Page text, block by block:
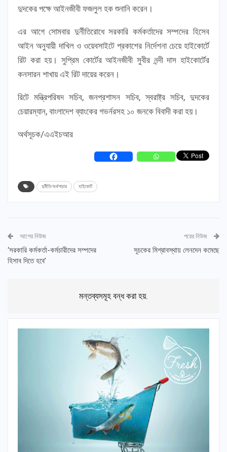
দুদকের পক্ষে আইনজীবী ফজলুল হক শুনানি করেন।
এর আগে সোমবার দুর্নীতিরোধে সরকারি কর্মকর্তাদের সম্পদের হিসেব
আইন অনুযায়ী দাখিল ও ওয়েবসাইটে প্রকাশের নির্দেশনা চেয়ে হাইকোর্টে
রিট করা হয়। সুপ্রিম কোর্টের আইনজীবী সুবীর নন্দী দাস হাইকোর্টের
কনসারন শাখায় এই রিট দায়ের করেন।
রিটে মন্ত্রিপরিষদ সচিব, জনপ্রশাসন সচিব, স্বরাষ্ট্র সচিব, দুদকের
চেয়ারম্যান, বাংলাদেশ ব্যাংকের গভর্নরসহ ১০ জনকে বিবাদী করা হয়।
অর্থসূচক/এএইচআর
দুর্নীতি-অর্থপাচার হাইকোর্ট
আগের নিউজ
‘সরকারি কর্মকর্তা-কর্মচারীদের সম্পদের
হিসাব দিতে হবে’
পরের নিউজ
সূচকের মিশ্রাবস্থায় লেনদেন কমেছে
মন্তব্যসমূহ বন্ধ করা হয়.